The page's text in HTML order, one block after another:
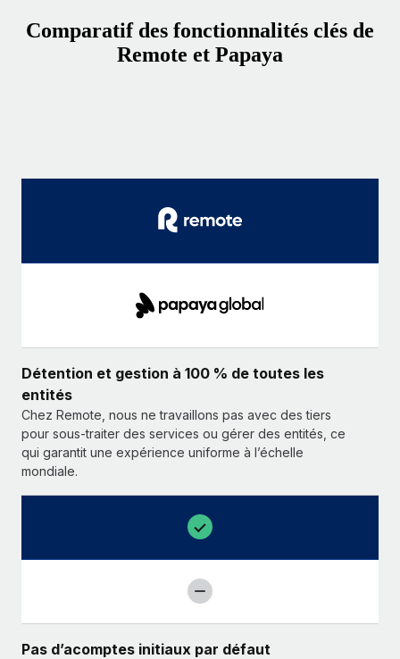
Comparatif des fonctionnalités clés de
Remote et Papaya
Détention et gestion à 100 % de toutes les
entités
Chez Remote, nous ne travaillons pas avec des tiers
pour sous-traiter des services ou gérer des entités, ce
qui garantit une expérience uniforme à l’échelle
mondiale.
Pas d’acomptes initiaux par défaut